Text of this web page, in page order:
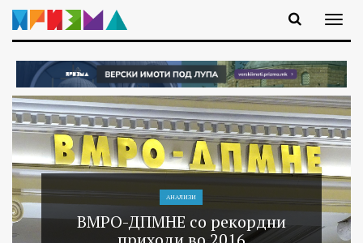
АНАЛИЗИ
ВМРО-ДПМНЕ со рекордни